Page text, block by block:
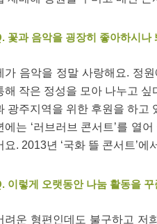
꽃과 음악을 굉장히 좋아하시나
가 음악을 정말 사랑해요. 정
해 작은 정성을 모아 나누고
광주지역을 위한 후원을 하고
에는 ‘러브러브 콘서트’를 열
요. 2013년 ‘국화 뜰 콘서트’
이렇게 오랫동안 나눔 활동을
려운 형편인데도 불구하고 저